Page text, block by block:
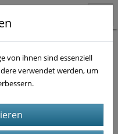
RNase-frei(12)
Sortierung wählen
von ihnen sind essenziell
verwendet werden, um